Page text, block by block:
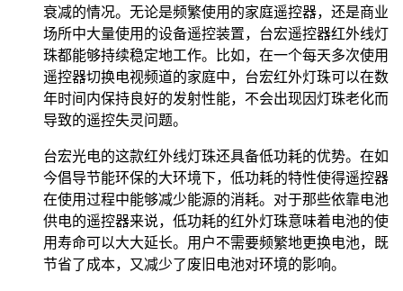
衰减的情况。无论是频繁使用的家庭遥控器，还是商业
场所中大量使用的设备遥控装置，台宏遥控器红外线灯
珠都能够持续稳定地工作。比如，在一个每天多次使用
遥控器切换电视频道的家庭中，台宏红外灯珠可以在数
年时间内保持良好的发射性能，不会出现因灯珠老化而
导致的遥控失灵问题。
台宏光电的这款红外线灯珠还具备低功耗的优势。在如
今倡导节能环保的大环境下，低功耗的特性使得遥控器
在使用过程中能够减少能源的消耗。对于那些依靠电池
供电的遥控器来说，低功耗的红外灯珠意味着电池的使
用寿命可以大大延长。用户不需要频繁地更换电池，既
节省了成本，又减少了废旧电池对环境的影响。